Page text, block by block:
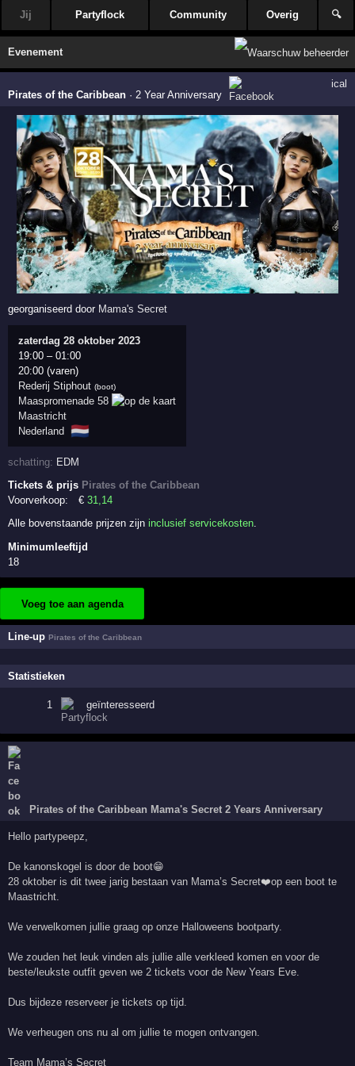
Jij Partyflock Community Overig 🔍
Evenement
Pirates of the Caribbean ·2 Year Anniversary
ical
georganiseerd door Mama's Secret
zaterdag 28 oktober 2023
19:00 –01:00
20:00 (varen)
Rederij Stiphout (boot)
Maaspromenade 58
Maastricht
Nederland 🇳🇱
schatting: EDM
Tickets & prijs Pirates of the Caribbean
Voorverkoop:
€31,14
Alle bovenstaande prijzen zijninclusief servicekosten.
Minimumleeftijd
18
Voeg toe aan agenda
Line-upPirates of the Caribbean
Statistieken
1 geïnteresseerd
Pirates of the Caribbean Mama's Secret 2 Years Anniversary
Hello partypeepz,
De kanonskogel is door de boot😁
28 oktober is dit twee jarig bestaan van Mama’s Secret❤️op een boot te
Maastricht.
We verwelkomen jullie graag op onze Halloweens bootparty.
We zouden het leuk vinden als jullie alle verkleed komen en voor de
beste/leukste outfit geven we 2 tickets voor de New Years Eve.
Dus bijdeze reserveer je tickets op tijd.
We verheugen ons nu al om jullie te mogen ontvangen.
Team Mama’s Secret